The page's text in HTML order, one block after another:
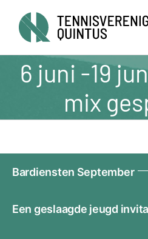
naar
inhoud
6 juni -19
mix
Bardiensten September
Een geslaagde jeugd